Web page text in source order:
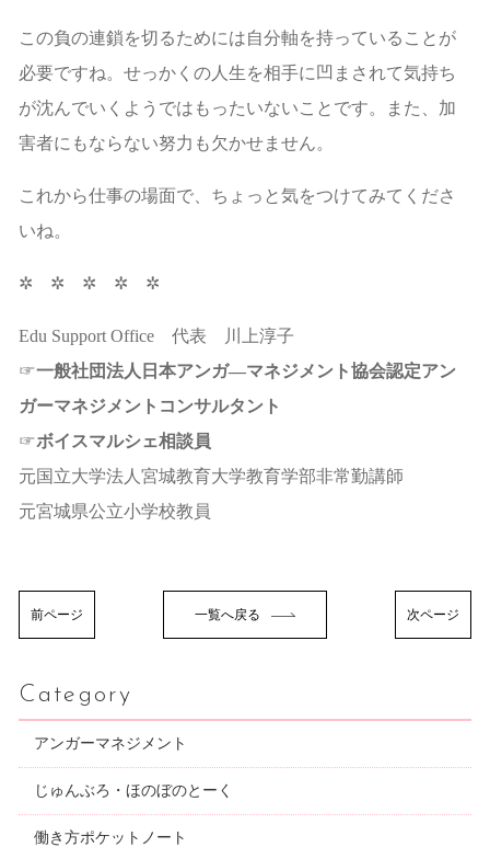
この負の連鎖を切るためには自分軸を持っていることが
必要ですね。せっかくの人生を相手に凹まされて気持ち
が沈んでいくようではもったいないことです。また、加
害者にもならない努力も欠かせません。
これから仕事の場面で、ちょっと気をつけてみてくださ
いね。
✲ ✲ ✲ ✲ ✲
Edu Support Office 代表 川上淳子
☞一般社団法人日本アンガ―マネジメント協会認定アン
ガーマネジメントコンサルタント
☞ボイスマルシェ相談員
元国立大学法人宮城教育大学教育学部非常勤講師
元宮城県公立小学校教員
前ページ 一覧へ戻る 次ページ
Category
アンガーマネジメント
じゅんぶろ・ほのぼのとーく
働き方ポケットノート